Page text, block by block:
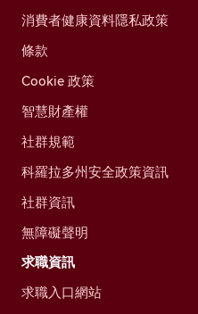
消費者健康資料隱私政策
條款
Cookie 政策
智慧財產權
社群規範
科羅拉多州安全政策資訊
社群資訊
無障礙聲明
求職資訊
求職入口網站